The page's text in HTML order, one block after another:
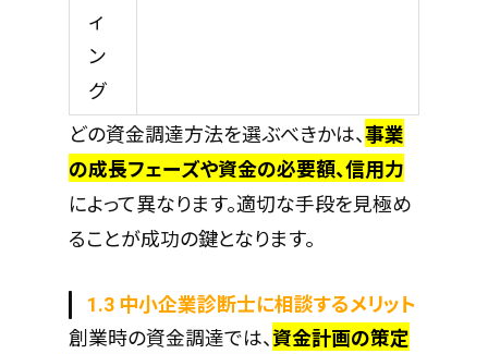
ィ
ン
グ
どの資金調達方法を選ぶべきかは、事業
の成長フェーズや資金の必要額、信用力
によって異なります。適切な手段を見極め
ることが成功の鍵となります。
1.3 中小企業診断士に相談するメリット
創業時の資金調達では、資金計画の策定